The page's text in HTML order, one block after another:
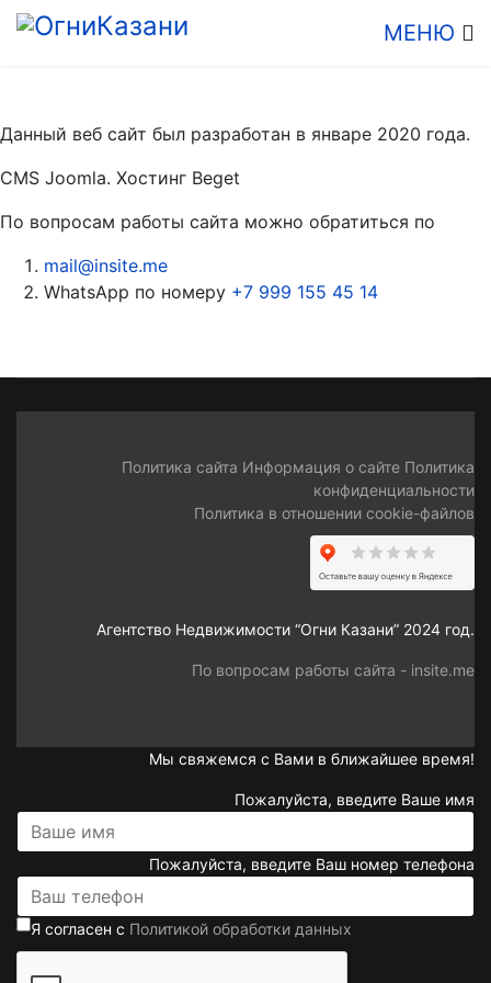
МЕНЮ
Данный веб сайт был разработан в январе 2020 года.
CMS Joomla. Хостинг Beget
По вопросам работы сайта можно обратиться по
mail@insite.me
WhatsApp по номеру +7 999 155 45 14
Политика сайта Информация о сайте Политика
конфиденциальности
Политика в отношении cookie-файлов
Агентство Недвижимости “Огни Казани” 2024 год.
По вопросам работы сайта - insite.me
Мы свяжемся с Вами в ближайшее время!
Пожалуйста, введите Ваше имя
Пожалуйста, введите Ваш номер телефона
Я согласен с Политикой обработки данных